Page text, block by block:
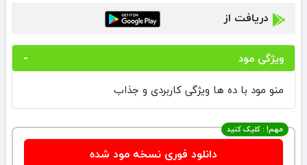
دریافت از
ویژگی مود
منو مود با ده ها ویژگی کاربردی و جذاب
مهم! : کلیک کنید
دانلود فوری نسخه مود شده